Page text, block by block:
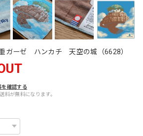
ガーゼ ハンカチ 天空の城（6628）
を確認する
が無料になります。